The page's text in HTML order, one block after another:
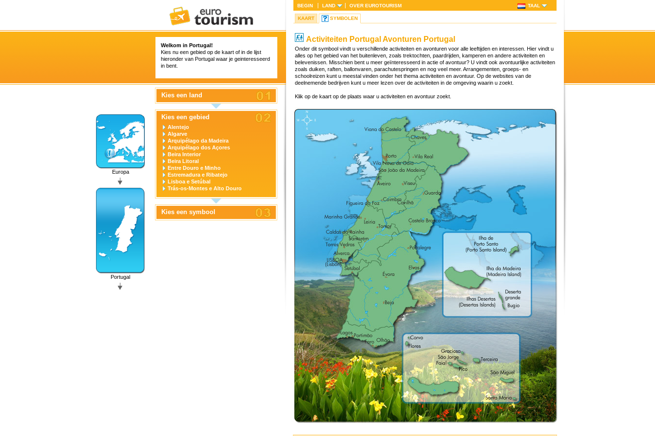
Welkom in Portugal!
Kies nu een gebied op de kaart of in de lijst
hieronder van Portugal waar je geinteresseerd
in bent.
Europa
Portugal
Kies een land
Kies een gebied
Alentejo
Algarve
Arquipélago da Madeira
Arquipélago dos Açores
Beira Interior
Beira Litoral
Entre Douro e Minho
Estremadura e Ribatejo
Lisboa e Setúbal
Trás-os-Montes e Alto Douro
Kies een symbool
BEGIN LAND OVER EUROTOURISM TAAL
KAART SYMBOLEN
Activiteiten Portugal Avonturen Portugal
Onder dit symbool vindt u verschillende activiteiten en avonturen voor alle leeftijden en interessen. Hier vindt u
alles op het gebied van het buitenleven, zoals trektochten, paardrijden, kamperen en andere activiteiten en
belevenissen. Misschien bent u meer geïnteresseerd in actie of avontuur? U vindt ook avontuurlijke activiteiten
zoals duiken, raften, ballonvaren, parachutespringen en nog veel meer. Arrangementen, groeps- en
schoolreizen kunt u meestal vinden onder het thema activiteiten en avontuur. Op de websites van de
deelnemende bedrijven kunt u meer lezen over de activiteiten in de omgeving waarin u zoekt.
Klik op de kaart op de plaats waar u activiteiten en avontuur zoekt.